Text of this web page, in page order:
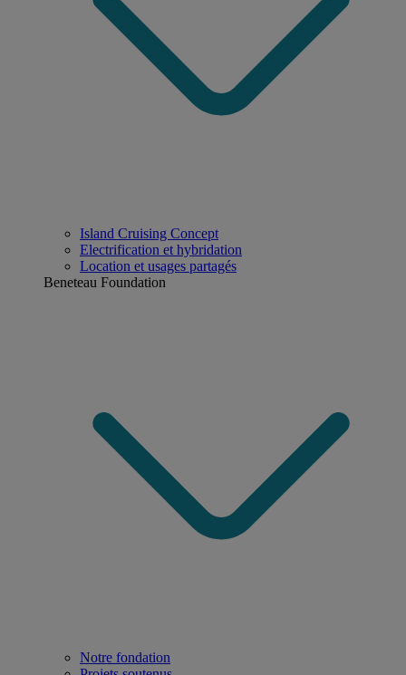
Island Cruising Concept
Electrification et hybridation
Location et usages partagés
Beneteau Foundation
Notre fondation